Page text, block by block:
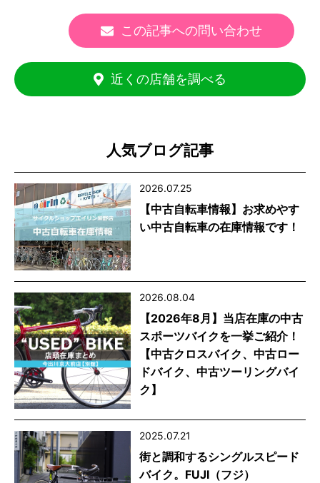
この記事への問い合わせ
近くの店舗を調べる
人気ブログ記事
2026.07.25
【中古自転車情報】お求めやす
い中古自転車の在庫情報です！
2026.08.04
【2026年8月】当店在庫の中古
スポーツバイクを一挙ご紹介！
【中古クロスバイク、中古ロー
ドバイク、中古ツーリングバイ
ク】
2025.07.21
街と調和するシングルスピード
バイク。FUJI（フジ）